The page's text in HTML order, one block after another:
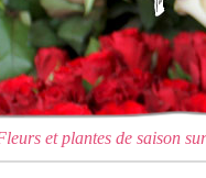
et plantes de saison